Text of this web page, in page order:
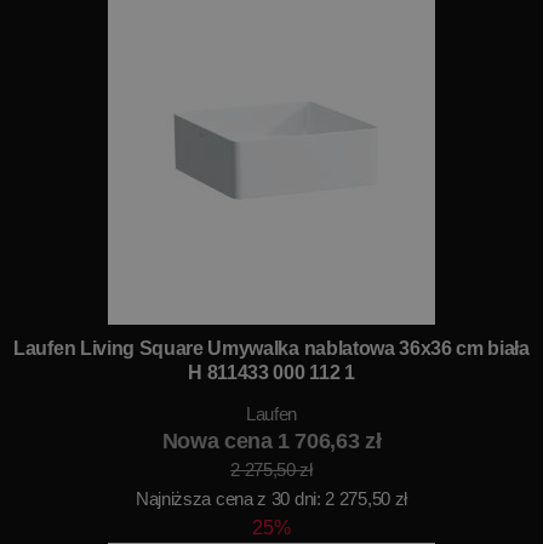
Laufen Living Square Umywalka nablatowa 36x36 cm biała
H 811433 000 112 1
Laufen
Nowa cena 1 706,63 zł
2 275,50 zł
Najniższa cena z 30 dni: 2 275,50 zł
25%